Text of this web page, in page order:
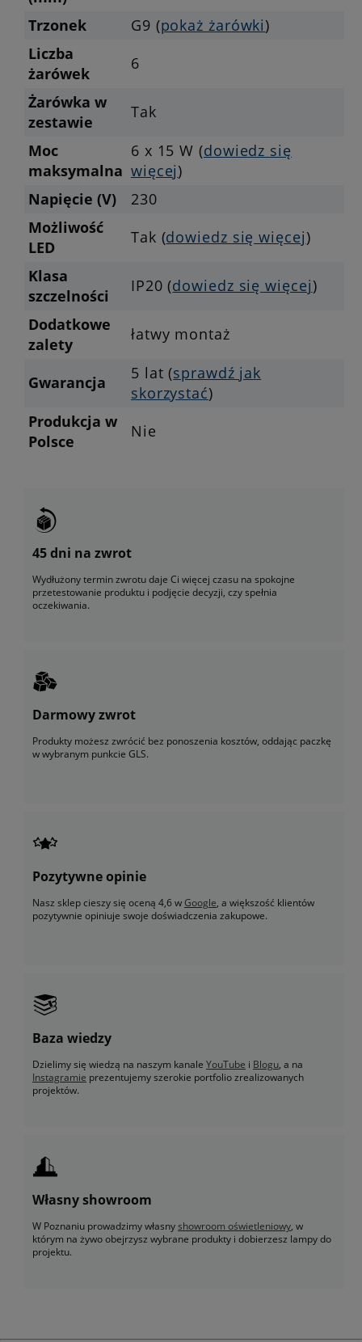
Trzonek
G9 (pokaż żarówki)
Liczba
żarówek
6
Żarówka w
zestawie
Tak
Moc
maksymalna
6 x 15 W (dowiedz się
więcej)
Napięcie (V)
230
Możliwość
LED
Tak (dowiedz się więcej)
Klasa
szczelności
IP20 (dowiedz się więcej)
Dodatkowe
zalety
łatwy montaż
Gwarancja 5 lat (sprawdź jak
skorzystać)
Produkcja w
Polsce
Nie
45 dni na zwrot
Wydłużony termin zwrotu daje Ci więcej czasu na spokojne
przetestowanie produktu i podjęcie decyzji, czy spełnia
oczekiwania.
Darmowy zwrot
Produkty możesz zwrócić bez ponoszenia kosztów, oddając paczkę
w wybranym punkcie GLS.
Pozytywne opinie
Nasz sklep cieszy się oceną 4,6 wGoogle, a większość klientów
pozytywnie opiniuje swoje doświadczenia zakupowe.
Baza wiedzy
Dzielimy się wiedzą na naszym kanale YouTube i Blogu, a na
Instagramie prezentujemy szerokie portfolio zrealizowanych
projektów.
Własny showroom
W Poznaniu prowadzimy własnyshowroom oświetleniowy, w
którym na żywo obejrzysz wybrane produkty i dobierzesz lampy do
projektu.